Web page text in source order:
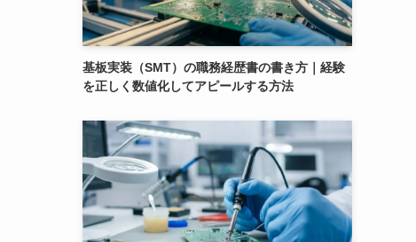
基板実装（SMT）の職務経歴書の書き方｜経験
を正しく数値化してアピールする方法